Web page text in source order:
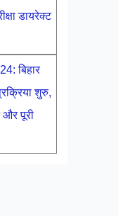
डायरेक्ट
बिहार
शुरु,
और पूरी